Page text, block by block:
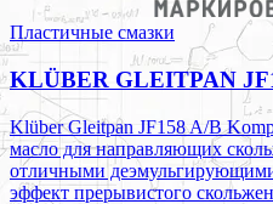
Пластичные смазки
KLÜBER GLEITPAN
Klüber Gleitpan JF158 A/B
масло для направляющих
отличными
эффект прерывистого